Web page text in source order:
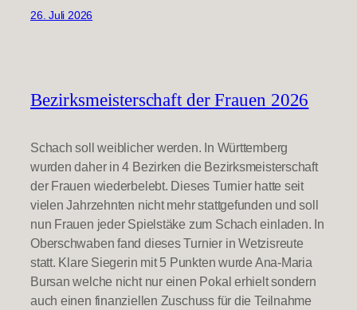
26. Juli 2026
Bezirksmeisterschaft der Frauen 2026
Schach soll weiblicher werden. In Württemberg
wurden daher in 4 Bezirken die Bezirksmeisterschaft
der Frauen wiederbelebt. Dieses Turnier hatte seit
vielen Jahrzehnten nicht mehr stattgefunden und soll
nun Frauen jeder Spielstäke zum Schach einladen. In
Oberschwaben fand dieses Turnier in Wetzisreute
statt. Klare Siegerin mit 5 Punkten wurde Ana-Maria
Bursan welche nicht nur einen Pokal erhielt sondern
auch einen finanziellen Zuschuss für die Teilnahme